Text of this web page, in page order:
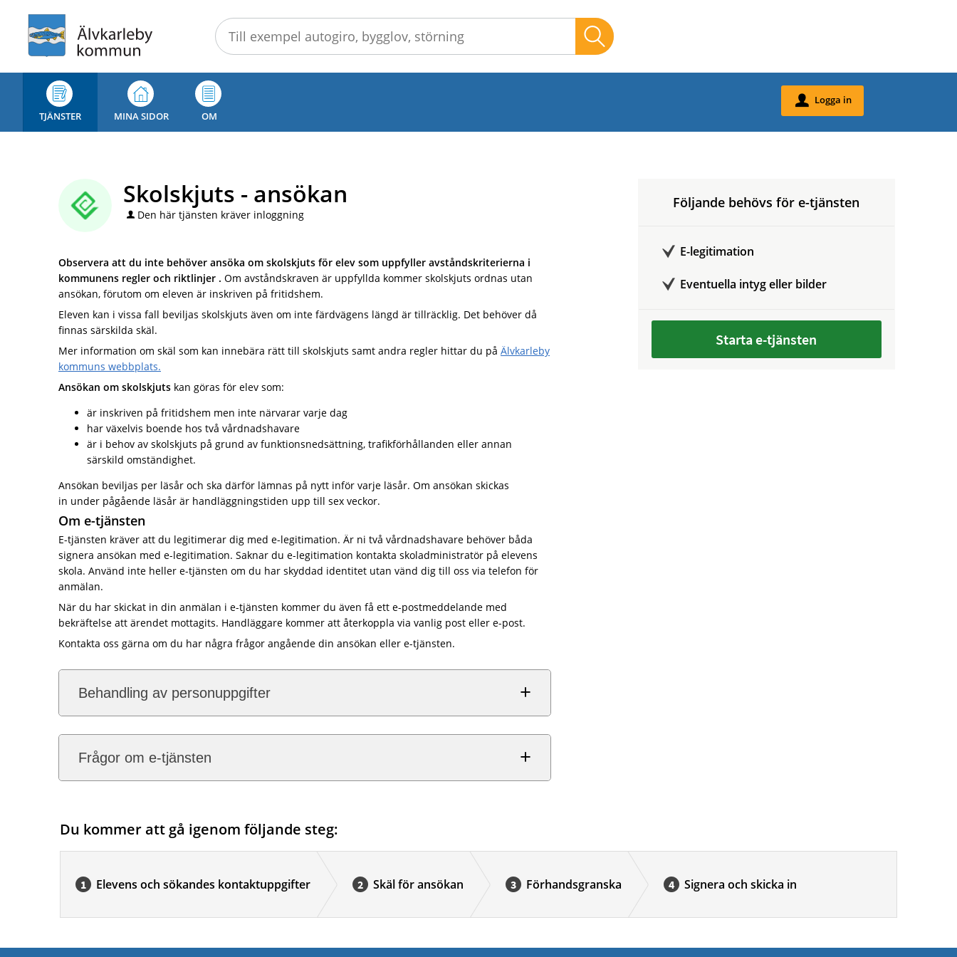
självservice
-
Älvakarleby
kommunTJÄNSTER MINA SIDOR OM
u Logga in
Skolskjuts - ansökan
Den här tjänsten kräver inloggning
Observera att du inte behöver ansöka om skolskjuts för elev som uppfyller avståndskriterierna i
kommunens regler och riktlinjer . Om avståndskraven är uppfyllda kommer skolskjuts ordnas utan
ansökan, förutom om eleven är inskriven på fritidshem.
Eleven kan i vissa fall beviljas skolskjuts även om inte färdvägens längd är tillräcklig. Det behöver då
finnas särskilda skäl.
Mer information om skäl som kan innebära rätt till skolskjuts samt andra regler hittar du på Älvkarleby
kommuns webbplats.
Ansökan om skolskjuts kan göras för elev som:
är inskriven på fritidshem men inte närvarar varje dag
har växelvis boende hos två vårdnadshavare
är i behov av skolskjuts på grund av funktionsnedsättning, trafikförhållanden eller annan
särskild omständighet.
Ansökan beviljas per läsår och ska därför lämnas på nytt inför varje läsår. Om ansökan skickas
in under pågående läsår är handläggningstiden upp till sex veckor.
Om e-tjänsten
E-tjänsten kräver att du legitimerar dig med e-legitimation. Är ni två vårdnadshavare behöver båda
signera ansökan med e-legitimation. Saknar du e-legitimation kontakta skoladministratör på elevens
skola. Använd inte heller e-tjänsten om du har skyddad identitet utan vänd dig till oss via telefon för
anmälan.
När du har skickat in din anmälan i e-tjänsten kommer du även få ett e-postmeddelande med
bekräftelse att ärendet mottagits. Handläggare kommer att återkoppla via vanlig post eller e-post.
Kontakta oss gärna om du har några frågor angående din ansökan eller e-tjänsten.
Behandling av personuppgifter
Frågor om e-tjänsten
Följande behövs för e-tjänsten
E-legitimation
Eventuella intyg eller bilder
Starta e-tjänsten
Du kommer att gå igenom följande steg:
Elevens och sökandes kontaktuppgifter Skäl för ansökan Förhandsgranska Signera och skicka in